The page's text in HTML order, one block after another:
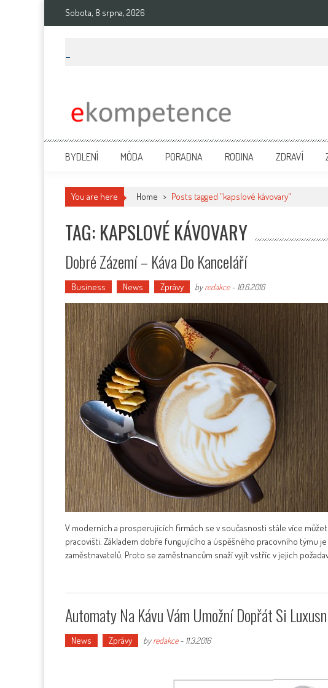
Sobota, 8 srpna, 2026
Ekompetence
eKompetence web spol. Press Media. Vydáme vaše tiskové zprávy na
BYDLENÍ MÓDA PORADNA RODINA ZDRAVÍ
You are here Home > Posts tagged "kapslové kávovary"
TAG: KAPSLOVÉ KÁVOVARY
Dobré Zázemí – Káva Do Kanceláří
Business News Zprávy byredakce- 10.6.2016
V moderních a prosperujících firmách se v současnosti stále více
pracovišti. Základem dobře fungujícího a úspěšného pracovního týmu
zaměstnavatelů. Proto se zaměstnancům snaží vyjít vstříc v jejich
Automaty Na Kávu Vám Umožní Dopřát Si
News Zprávy byredakce- 11.3.2016